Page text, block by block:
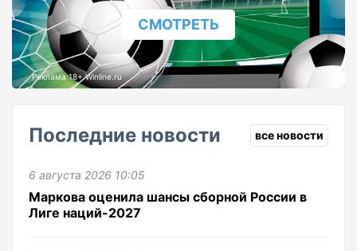
СМОТРЕТЬ
Реклама 18+ Winline.ru
Последние новости все новости
6 августа 2026 10:05
Маркова оценила шансы сборной России в
Лиге наций-2027